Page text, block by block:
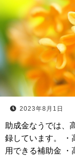
2023年8月1日
助成金なうでは、
録しています。 ・
用できる補助金